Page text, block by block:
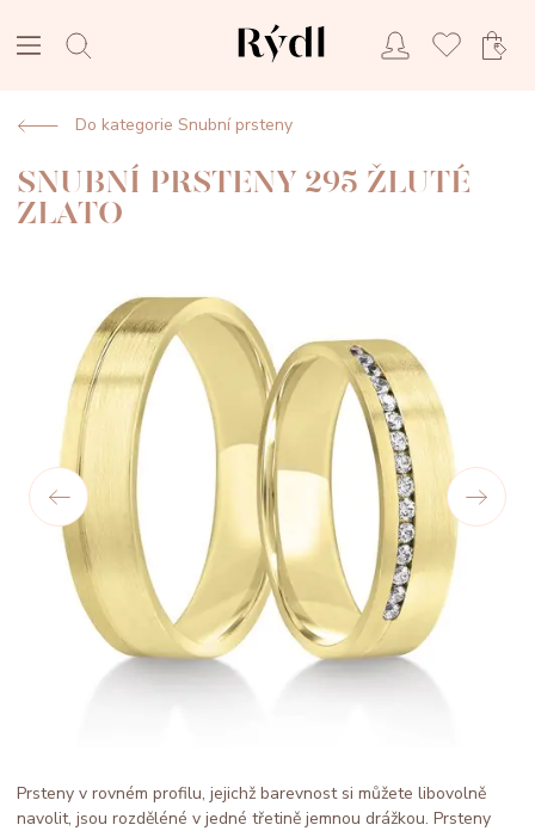
Do kategorie Snubní prsteny
SNUBNÍ PRSTENY 295 ŽLUTÉ
ZLATO
Prsteny v rovném profilu, jejichž barevnost si můžete libovolně
navolit, jsou rozděléné v jedné třetině jemnou drážkou. Prsteny